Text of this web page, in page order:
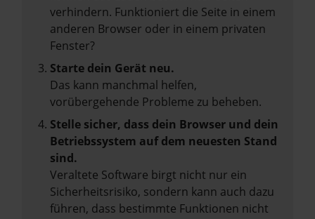
verhindern. Funktioniert die Seite in einem
anderen Browser oder in einem privaten
Fenster?
Starte dein Gerät neu.
Das kann manchmal helfen,
vorübergehende Probleme zu beheben.
Stelle sicher, dass dein Browser und dein
Betriebssystem auf dem neuesten Stand
sind.
Veraltete Software birgt nicht nur ein
Sicherheitsrisiko, sondern kann auch dazu
führen, dass bestimmte Funktionen nicht